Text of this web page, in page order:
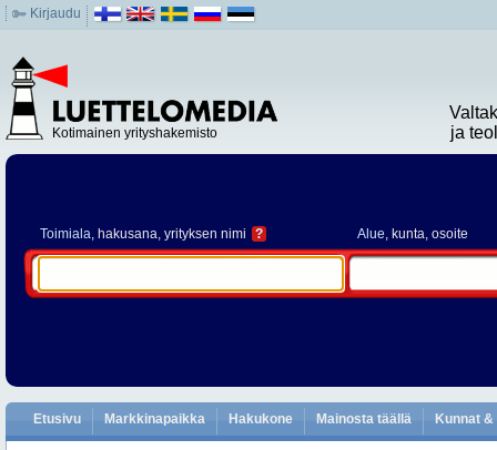
Kirjaudu
Kotimainen yrityshakemisto
ja
Toimiala, hakusana, yrityksen nimi ? Alue, kunta, osoite
Etusivu Markkinapaikka Hakukone Mainosta täällä Kunnat